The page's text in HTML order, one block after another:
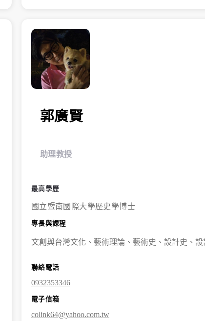
郭廣賢
助理教授
最高學歷
國立暨南國際大學歷史學博士
專長與課程
文創與台灣文化、藝術理論、藝術史、設計史、設
聯絡電話
0932353346
電子信箱
colink64@yahoo.com.tw